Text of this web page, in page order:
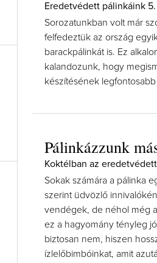
Eredetvédett pálinkáink 5.
Sorozatunkban volt már
felfedeztük az ország
barackpálinkát is. Ez
kalandozunk, hogy
készítésének
Pálinkázzunk
Koktélban az
Sokak számára a pálinka
szerint üdvözlő
vendégek, de néhol még
ez a hagyomány tényleg
biztosan nem, hiszen
ízlelőbimbóinkat, amit